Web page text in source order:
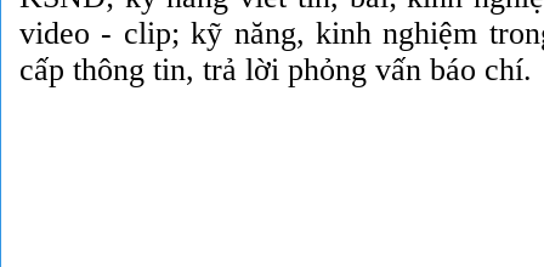
video - clip; kỹ năng, kinh nghiệm
cấp thông tin, trả lời phỏng vấn báo chí.